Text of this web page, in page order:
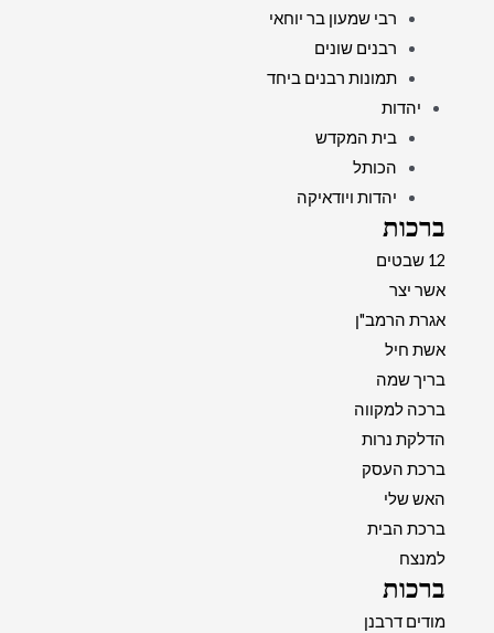
רבי שמעון בר יוחאי
רבנים שונים
תמונות רבנים ביחד
יהדות
בית המקדש
הכותל
יהדות ויודאיקה
ברכות
12 שבטים
אשר יצר
אגרת הרמב"ן
אשת חיל
בריך שמה
ברכה למקווה
הדלקת נרות
ברכת העסק
האש שלי
ברכת הבית
למנצח
ברכות
מודים דרבנן